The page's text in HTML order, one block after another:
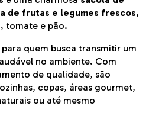
de frutas e legumes frescos,
tomate e pão.
para quem busca transmitir um
no ambiente. Com
de qualidade, são
copas, áreas gourmet,
ou até mesmo